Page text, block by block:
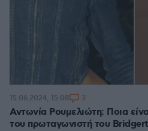
Αντωνία Ρουμελιώτη: Ποια
του πρωταγωνιστή του
15.06.2024, 15:08 3